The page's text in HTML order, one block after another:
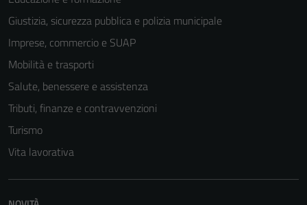
Giustizia, sicurezza pubblica e polizia municipale
Imprese, commercio e SUAP
Mobilità e trasporti
Salute, benessere e assistenza
Tributi, finanze e contravvenzioni
Turismo
Vita lavorativa